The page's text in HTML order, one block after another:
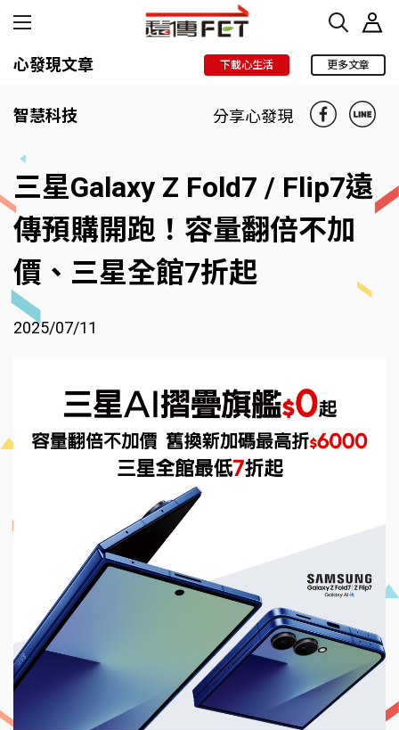
心發現文章 下載心生活 更多文章
智慧科技 分享心發現
三星Galaxy Z Fold7 / Flip7遠
傳預購開跑！容量翻倍不加
價、三星全館7折起
2025/07/11